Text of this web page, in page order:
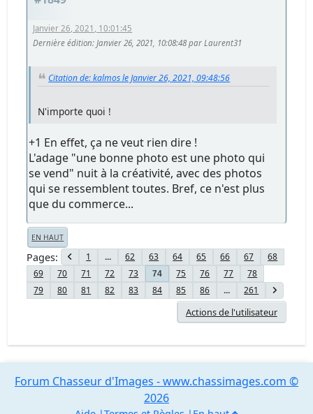
Janvier 26, 2021, 10:01:45
Dernière édition: Janvier 26, 2021, 10:08:48 par Laurent31
Citation de: kalmos le Janvier 26, 2021, 09:48:56
N'importe quoi !
+1 En effet, ça ne veut rien dire !
L'adage "une bonne photo est une photo qui
se vend" nuit à la créativité, avec des photos
qui se ressemblent toutes. Bref, ce n'est plus
que du commerce...
EN HAUT
Pages 1 ... 62 63 64 65 66 67
68
69
70 71 72 73 74 75 76 77
78
79
80 81 82 83 84 85 86 ... 261
Actions de l'utilisateur
Forum Chasseur d'Images - www.chassimages.com ©
2026